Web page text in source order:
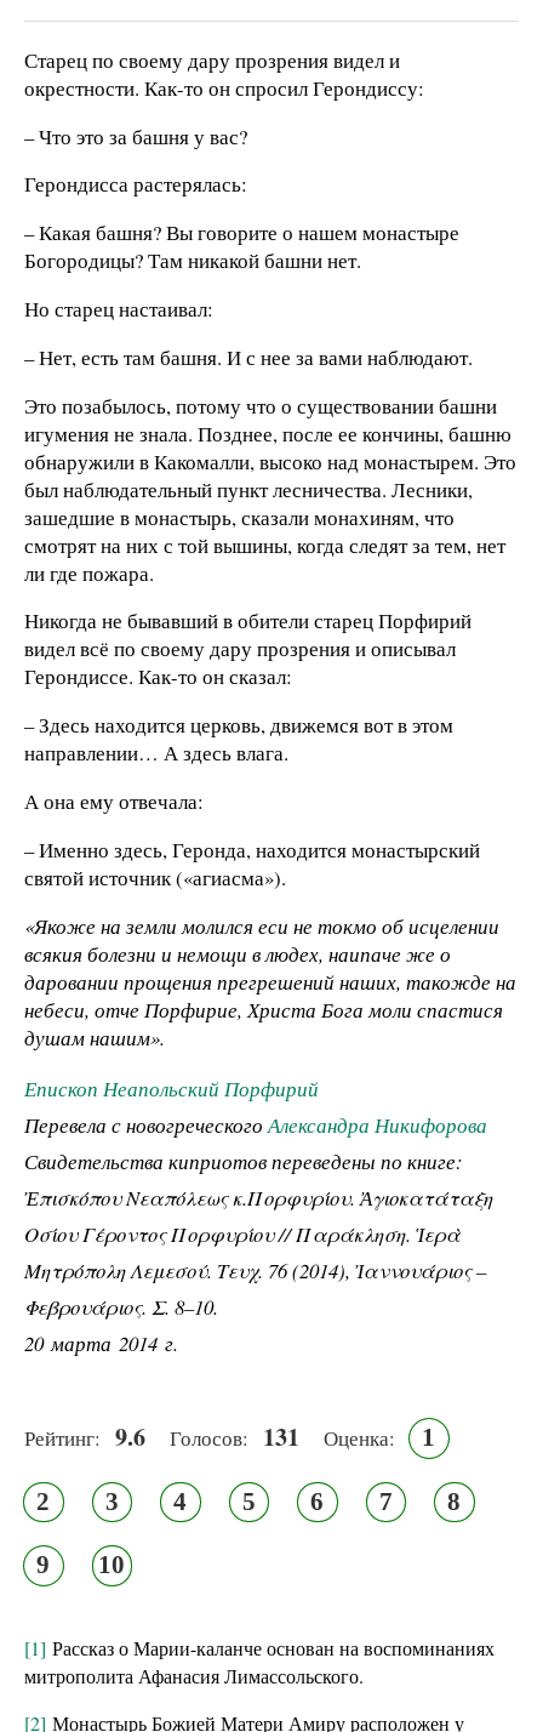
Старец по своему дару прозрения видел и
окрестности. Как-то он спросил Герондиссу:
– Что это за башня у вас?
Герондисса растерялась:
– Какая башня? Вы говорите о нашем монастыре
Богородицы? Там никакой башни нет.
Но старец настаивал:
– Нет, есть там башня. И с нее за вами наблюдают.
Это позабылось, потому что о существовании башни
игумения не знала. Позднее, после ее кончины, башню
обнаружили в Какомалли, высоко над монастырем. Это
был наблюдательный пункт лесничества. Лесники,
зашедшие в монастырь, сказали монахиням, что
смотрят на них с той вышины, когда следят за тем, нет
ли где пожара.
Никогда не бывавший в обители старец Порфирий
видел всё по своему дару прозрения и описывал
Герондиссе. Как-то он сказал:
– Здесь находится церковь, движемся вот в этом
направлении… А здесь влага.
А она ему отвечала:
– Именно здесь, Геронда, находится монастырский
святой источник («агиасма»).
«Якоже на земли молился еси не токмо об исцелении
всякия болезни и немощи в людех, наипаче же о
даровании прощения прегрешений наших, такожде на
небеси, отче Порфирие, Христа Бога моли спастися
душам нашим».
Епископ Неапольский Порфирий
Перевела с новогреческогоАлександра Никифорова
Свидетельства киприотов переведены по книге:
ἘπισκόπουΝεαπόλεωςκ.Πορφυρίου. Ἀγιοκατάταξη
Οσίου Γέροντος Πορφυρίου // Παράκληση. Ἱερὰ
Μητρόπολη Λεμεσού. Τευχ. 76 (2014), Ἰαννουάριος –
Φεβρουάριος. Σ. 8–10.
20 марта 2014 г.
Рейтинг: 9.6 Голосов: 131 Оценка: 1
2 3 4 5 6 7 8
9 10
[1] Рассказ о Марии-каланче основан на воспоминаниях
митрополита Афанасия Лимассольского.
[2] Монастырь Божией Матери Амиру расположен у